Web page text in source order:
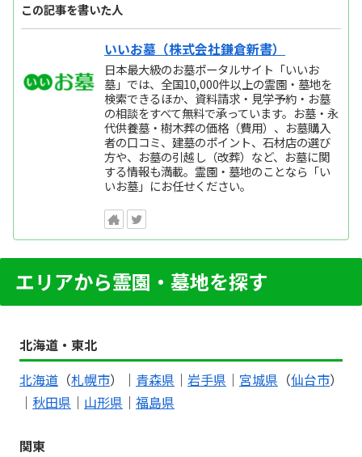
この記事を書いた人
いいお墓（株式会社鎌倉新書）
日本最大級のお墓ポータルサイト「いいお
墓」では、全国10,000件以上の霊園・墓地を
検索できるほか、資料請求・見学予約・お墓
の相談をすべて無料で承っています。お墓・永
代供養墓・樹木葬の価格（費用）、お墓購入
者の口コミ、建墓のポイント、石材店の選び
方や、お墓の引越し（改葬）など、お墓に関
する情報も満載。霊園・墓地のことなら「い
いお墓」にお任せください。
エリアから霊園・墓地を探す
北海道・東北
北海道 （札幌市）｜ 青森県 ｜ 岩手県 ｜ 宮城県 （仙台市）
｜ 秋田県 ｜ 山形県 ｜ 福島県
関東